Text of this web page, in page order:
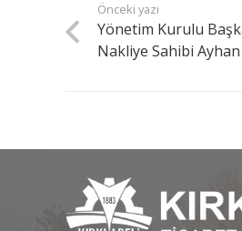
Önceki yazı
Yönetim Kurulu
Nakliye Sahibi Ayhan